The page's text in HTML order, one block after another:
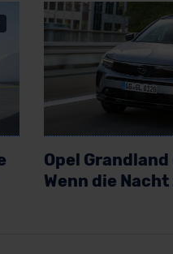
Opel
Wenn die